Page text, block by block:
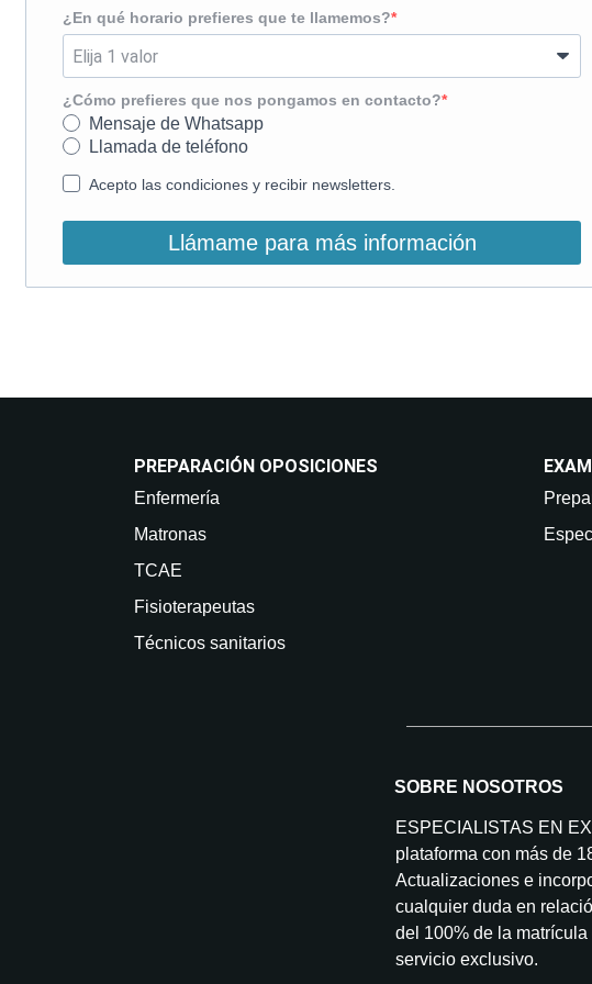
¿En qué horario prefieres que te llamemos?
¿Cómo prefieres que nos pongamos en contacto?
Mensaje de Whatsapp
Llamada de teléfono
Acepto las condiciones y recibir newsletters.
Llámame para más información
PREPARACIÓN OPOSICIONES
Enfermería
Matronas
TCAE
Fisioterapeutas
Técnicos sanitarios
SOBRE NOSOTROS
ESPECIALISTAS EN
plataforma con más de
Actualizaciones e
cualquier duda en
del 100% de la
servicio exclusivo.